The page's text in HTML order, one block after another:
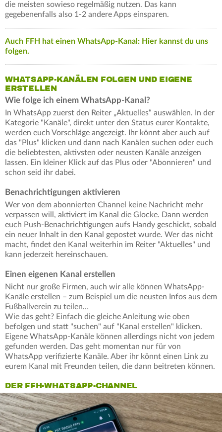
die meisten sowieso regelmäßig nutzen. Das kann
gegebenenfalls also 1-2 andere Apps einsparen.
Auch FFH hat einen WhatsApp-Kanal: Hier kannst du uns
folgen.
WHATSAPP-KANÄLEN FOLGEN UND EIGENE
ERSTELLEN
Wie folge ich einem WhatsApp-Kanal?
In WhatsApp zuerst den Reiter „Aktuelles“ auswählen. In der
Kategorie "Kanäle", direkt unter den Status eurer Kontakte,
werden euch Vorschläge angezeigt. Ihr könnt aber auch auf
das "Plus" klicken und dann nach Kanälen suchen oder euch
die beliebtesten, aktivsten oder neusten Kanäle anzeigen
lassen. Ein kleiner Klick auf das Plus oder "Abonnieren" und
schon seid ihr dabei.
Benachrichtigungen aktivieren
Wer von dem abonnierten Channel keine Nachricht mehr
verpassen will, aktiviert im Kanal die Glocke. Dann werden
euch Push-Benachrichtigungen aufs Handy geschickt, sobald
ein neuer Inhalt in den Kanal gepostet wurde. Wer das nicht
macht, findet den Kanal weiterhin im Reiter "Aktuelles" und
kann jederzeit hereinschauen.
Einen eigenen Kanal erstellen
Nicht nur große Firmen, auch wir alle können WhatsApp-
Kanäle erstellen – zum Beispiel um die neusten Infos aus dem
Fußballverein zu teilen…
Wie das geht? Einfach die gleiche Anleitung wie oben
befolgen und statt "suchen" auf "Kanal erstellen" klicken.
Eigene WhatsApp-Kanäle können allerdings nicht von jedem
gefunden werden. Das geht momentan nur für von
WhatsApp verifizierte Kanäle. Aber ihr könnt einen Link zu
eurem Kanal mit Freunden teilen, die dann beitreten können.
DER FFH-WHATSAPP-CHANNEL